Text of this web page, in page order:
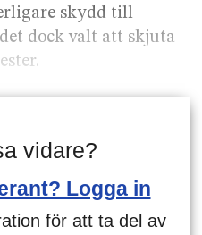
skydd till
dock valt att skjuta
vidare?
Logga in
för att ta del av